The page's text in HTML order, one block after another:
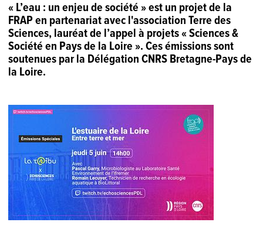
« L’eau : un enjeu de société » est un projet de la
FRAP en partenariat avec l'association Terre des
Sciences, lauréat de l’appel à projets « Sciences &
Société en Pays de la Loire ». Ces émissions sont
soutenues par la Délégation CNRS Bretagne-Pays de
la Loire.